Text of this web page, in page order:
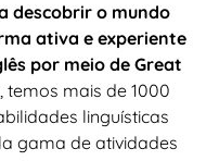
descobrir o mundo
ativa e experiente
por meio de Great
temos mais de 1000
linguísticas
gama de atividades